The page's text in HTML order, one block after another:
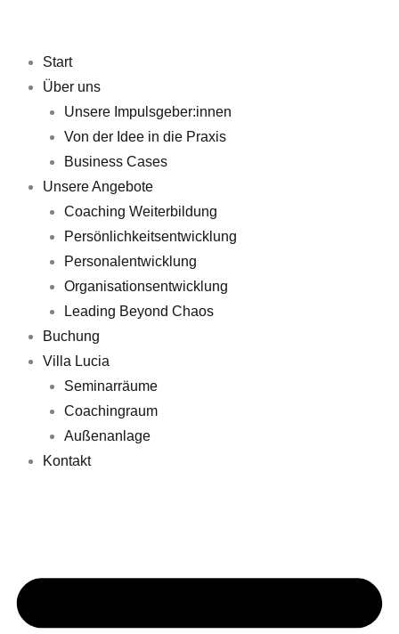
springenStart
Über uns
Unsere Impulsgeber:innen
Von der Idee in die Praxis
Business Cases
Unsere Angebote
Coaching Weiterbildung
Persönlichkeitsentwicklung
Personalentwicklung
Organisationsentwicklung
Leading Beyond Chaos
Buchung
Villa Lucia
Seminarräume
Coachingraum
Außenanlage
Kontakt